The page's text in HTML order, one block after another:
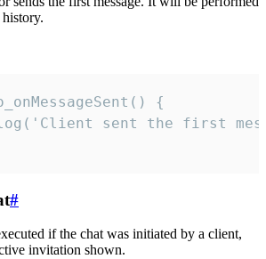
{
sent the first
#
if the chat was initiated by a client,
invitation shown.